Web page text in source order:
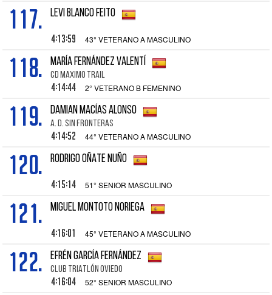
117. LEVI BLANCO FEITO
4:13:59 43° VETERANO A MASCULINO
118. MARÍA FERNÁNDEZ VALENTÍ
CD MAXIMO TRAIL
4:14:44 2° VETERANO B FEMENINO
119. DAMIAN MACÍAS ALONSO
A. D. SIN FRONTERAS
4:14:52 44° VETERANO A MASCULINO
120. RODRIGO OÑATE NUÑO
4:15:14 51° SENIOR MASCULINO
121. MIGUEL MONTOTO NORIEGA
4:16:01 45° VETERANO A MASCULINO
122. EFRÉN GARCÍA FERNÁNDEZ
CLUB TRIATLÓN OVIEDO
4:16:04 52° SENIOR MASCULINO